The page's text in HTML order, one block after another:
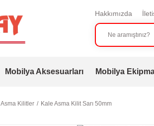
Hakkımızda
Mobilya Aksesuarları Mobilya
Asma Kilitler Kale Asma Kilit Sarı 50mm